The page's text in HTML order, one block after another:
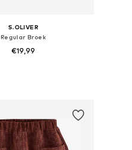
S.OLIVER
Regular Broek
€19,99